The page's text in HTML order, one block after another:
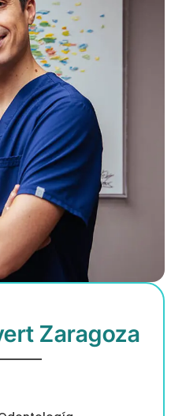
Zaragoza